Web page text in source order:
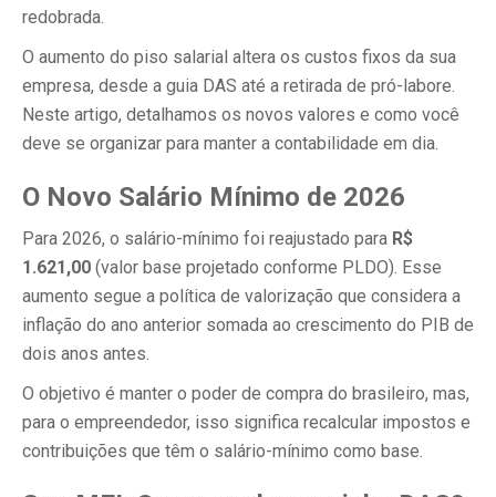
redobrada.
O aumento do piso salarial altera os custos fixos da sua
empresa, desde a guia DAS até a retirada de pró-labore.
Neste artigo, detalhamos os novos valores e como você
deve se organizar para manter a contabilidade em dia.
O Novo Salário Mínimo de 2026
Para 2026, o salário-mínimo foi reajustado para R$
1.621,00 (valor base projetado conforme PLDO). Esse
aumento segue a política de valorização que considera a
inflação do ano anterior somada ao crescimento do PIB de
dois anos antes.
O objetivo é manter o poder de compra do brasileiro, mas,
para o empreendedor, isso significa recalcular impostos e
contribuições que têm o salário-mínimo como base.